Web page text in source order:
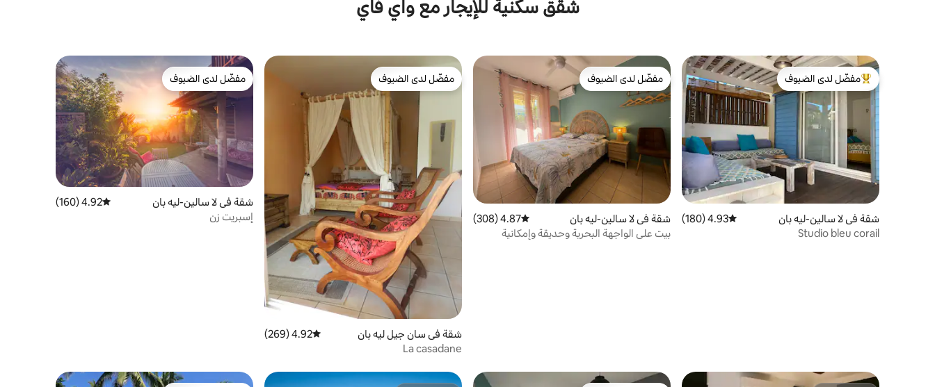
شقق سكنية للإيجار مع واي فاي
من أبرز البيوت المفضّلة لدى الضيوف
مفضّل لدى الضيوف
شقة في لا سالين-ليه بان متوسط التقييم 4.93 من 5، 180 مراجعات
4.93 (180)
Studio bleu corail
مفضّل لدى الضيوف
مفضّل لدى الضيوف
شقة في لا سالين-ليه بان متوسط التقييم 4.87 من 5، 308 مراجعات
4.87 (308)
بيت على الواجهة البحرية وحديقة وإمكانية
مفضّل لدى الضيوف
مفضّل لدى الضيوف
شقة في سان جيل ليه بان متوسط التقييم 4.92 من 5، 269 مراجعات
4.92 (269)
La casadane
مفضّل لدى الضيوف
مفضّل لدى الضيوف
شقة في لا سالين-ليه بان متوسط التقييم 4.92 من 5، 160 مراجعات
4.92 (160)
إسبريت زن